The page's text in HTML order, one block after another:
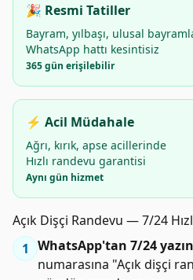
🎉 Resmi Tatiller
Bayram, yılbaşı, ulusal
WhatsApp hattı kesintisiz
365 gün erişilebilir
⚡ Acil Müdahale
Ağrı, kırık, apse acillerinde
Hızlı randevu garantisi
Aynı gün hizmet
Açık Dişçi Randevu — 7/24
1 WhatsApp'tan 7/24 yazın
numarasına "Açık dişçi